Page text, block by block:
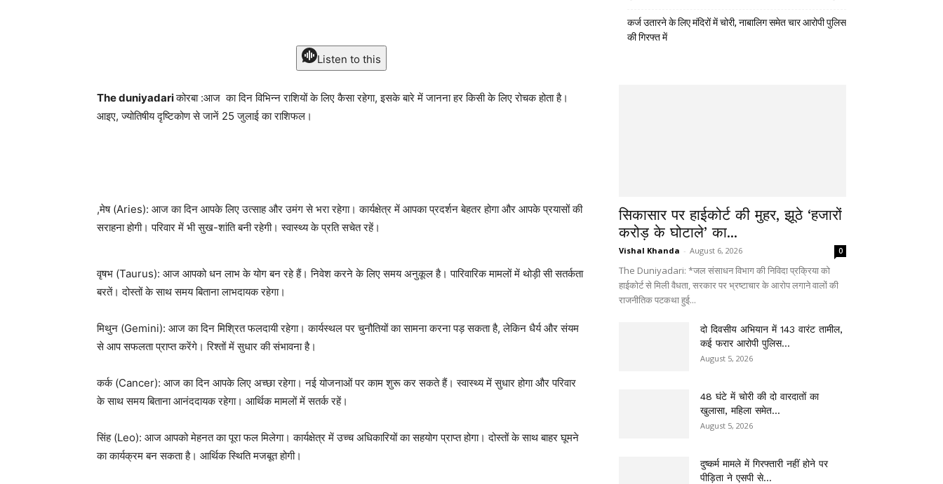
Listen to this
The duniyadariकोरबा :आज का दिन विभिन्न राशियों के लिए कैसा रहेगा, इसके बारे में जानना हर किसी के लिए रोचक होता है।
आइए, ज्योतिषीय दृष्टिकोण से जानें 25 जुलाई का राशिफल।
,मेष (Aries): आज का दिन आपके लिए उत्साह और उमंग से भरा रहेगा। कार्यक्षेत्र में आपका प्रदर्शन बेहतर होगा और आपके प्रयासों की
सराहना होगी। परिवार में भी सुख-शांति बनी रहेगी। स्वास्थ्य के प्रति सचेत रहें।
वृषभ (Taurus): आज आपको धन लाभ के योग बन रहे हैं। निवेश करने के लिए समय अनुकूल है। पारिवारिक मामलों में थोड़ी सी सतर्कता
बरतें। दोस्तों के साथ समय बिताना लाभदायक रहेगा।
मिथुन (Gemini): आज का दिन मिश्रित फलदायी रहेगा। कार्यस्थल पर चुनौतियों का सामना करना पड़ सकता है, लेकिन धैर्य और संयम
से आप सफलता प्राप्त करेंगे। रिश्तों में सुधार की संभावना है।
कर्क (Cancer): आज का दिन आपके लिए अच्छा रहेगा। नई योजनाओं पर काम शुरू कर सकते हैं। स्वास्थ्य में सुधार होगा और परिवार
के साथ समय बिताना आनंददायक रहेगा। आर्थिक मामलों में सतर्क रहें।
सिंह (Leo): आज आपको मेहनत का पूरा फल मिलेगा। कार्यक्षेत्र में उच्च अधिकारियों का सहयोग प्राप्त होगा। दोस्तों के साथ बाहर घूमने
का कार्यक्रम बन सकता है। आर्थिक स्थिति मजबूत होगी।
कर्ज उतारने के लिए मंदिरों में चोरी, नाबालिग समेत चार आरोपी पुलिस
की गिरफ्त में
सिकासार पर हाईकोर्ट की मुहर, झूठे ‘हजारों
करोड़ के घोटाले’ का...
Vishal Khanda - August 6, 2026 0
The Duniyadari: *जल संसाधन विभाग की निविदा प्रक्रिया को
हाईकोर्ट से मिली वैधता, सरकार पर भ्रष्टाचार के आरोप लगाने वालों की
राजनीतिक पटकथा हुई...
दो दिवसीय अभियान में 143 वारंट तामील,
कई फरार आरोपी पुलिस...
August 5, 2026
48 घंटे में चोरी की दो वारदातों का
खुलासा, महिला समेत...
August 5, 2026
दुष्कर्म मामले में गिरफ्तारी नहीं होने पर
पीड़िता ने एसपी से...